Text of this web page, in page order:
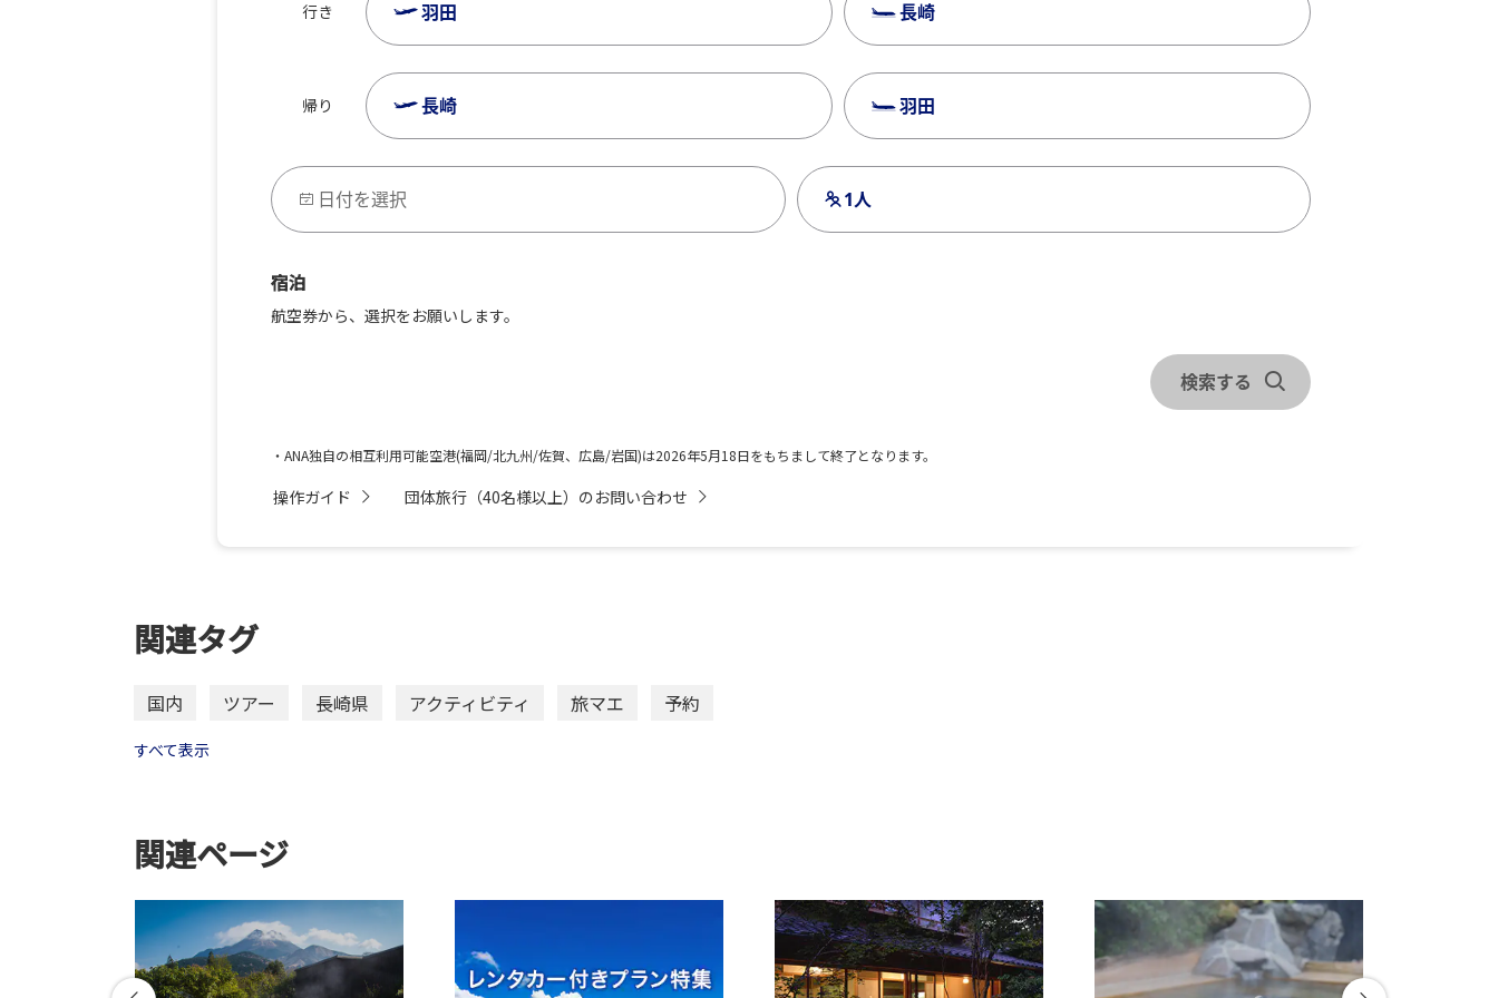
行き 羽田 長崎
帰り 長崎 羽田
日付を選択 1人
宿泊
航空券から、選択をお願いします。
検索する
・ANA独自の相互利用可能空港(福岡/北九州/佐賀、広島/岩国)は2026年5月18日をもちまして終了となります。
操作ガイド 団体旅行（40名様以上）のお問い合わせ
関連タグ
国内 ツアー 長崎県 アクティビティ 旅マエ 予約
すべて表示
関連ページ